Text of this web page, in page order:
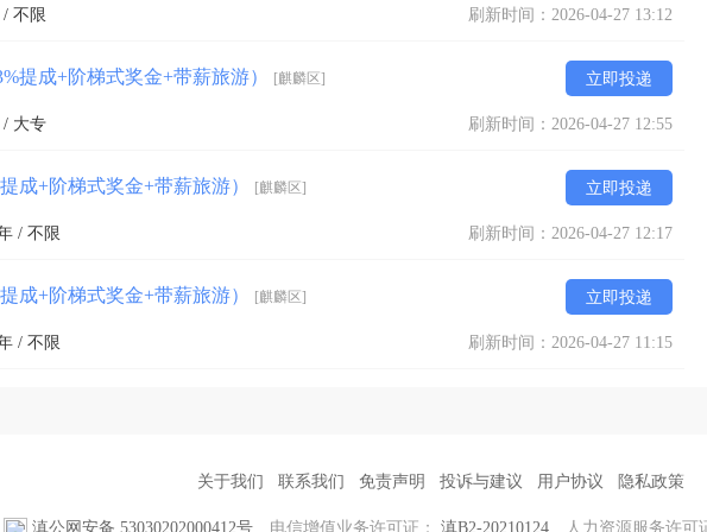
/ 不限 刷新时间：2026-04-27 13:12
提成+阶梯式奖金+带薪旅游） [麒麟区] 立即投递
/ 大专 刷新时间：2026-04-27 12:55
成+阶梯式奖金+带薪旅游） [麒麟区] 立即投递
/ 不限 刷新时间：2026-04-27 12:17
成+阶梯式奖金+带薪旅游） [麒麟区] 立即投递
/ 不限 刷新时间：2026-04-27 11:15
关于我们 联系我们 免责声明 投诉与建议 用户协议 隐私政策
滇公网安备 53030202000412号 电信增值业务许可证： 滇B2-20210124 人力资源服务许可